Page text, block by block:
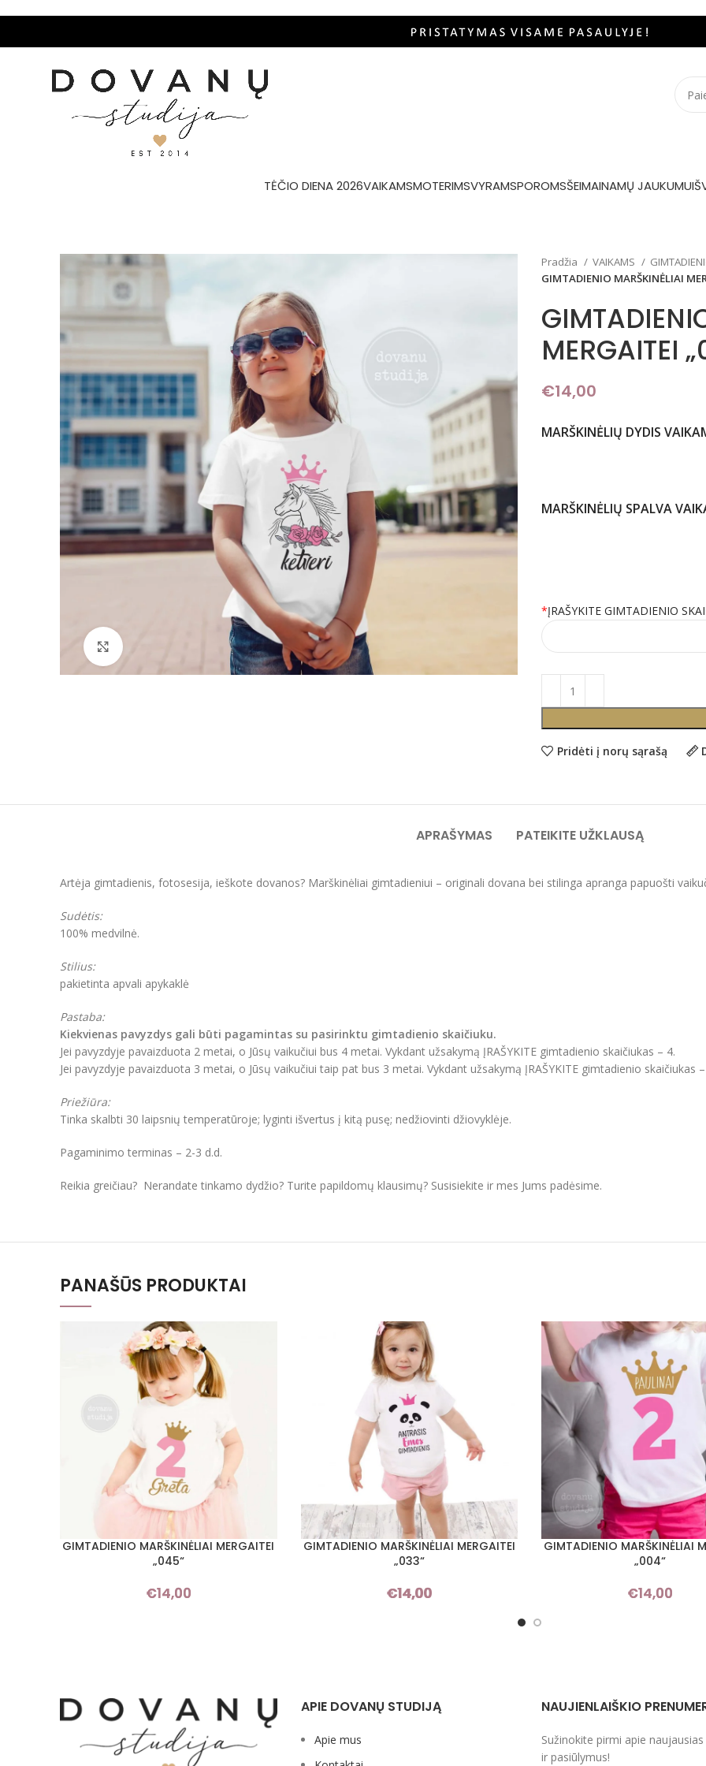
TĖČIO DIENA 2026VAIKAMSMOTERIMSVYRAMSPOROMSŠEIMAINAMŲ JAUKUMUI
Pradžia VAIKAMS
GIMTADIENIO MARŠKINĖLIAI
MERGAITEI
€14,00
MARŠKINĖLIŲ DYDIS
MARŠKINĖLIŲ SPALVA
*ĮRAŠYKITE GIMTADIENIO
Pridėti į norų sąrašą
APRAŠYMAS PATEIKITE UŽKLAUSĄ
Artėja gimtadienis, fotosesija, ieškote dovanos? Marškinėliai gimtadieniui – originali dovana bei stilinga apranga papuošti
Sudėtis:
100% medvilnė.
Stilius:
pakietinta apvali apykaklė
Pastaba:
Kiekvienas pavyzdys gali būti pagamintas su pasirinktu gimtadienio skaičiuku.
Jei pavyzdyje pavaizduota 2 metai, o Jūsų vaikučiui bus 4 metai. Vykdant užsakymą ĮRAŠYKITE gimtadienio skaičiukas – 4.
Jei pavyzdyje pavaizduota 3 metai, o Jūsų vaikučiui taip pat bus 3 metai. Vykdant užsakymą ĮRAŠYKITE gimtadienio skaičiukas
Priežiūra:
Tinka skalbti 30 laipsnių temperatūroje; lyginti išvertus į kitą pusę; nedžiovinti džiovyklėje.
Pagaminimo terminas – 2-3 d.d.
Reikia greičiau? Nerandate tinkamo dydžio? Turite papildomų klausimų? Susisiekite ir mes Jums padėsime.
PANAŠŪS PRODUKTAI
PASIRINKTI SAVYBES
GIMTADIENIO MARŠKINĖLIAI MERGAITEI
„045“
€14,00
PASIRINKTI SAVYBES
GIMTADIENIO MARŠKINĖLIAI MERGAITEI
„033“
€14,00
PASIRINKTI SAVYBES
GIMTADIENIO MARŠKINĖLIAI
„004“
€14,00
APIE DOVANŲ STUDIJĄ
Apie mus
NAUJIENLAIŠKIO
Sužinokite pirmi apie
ir pasiūlymus!